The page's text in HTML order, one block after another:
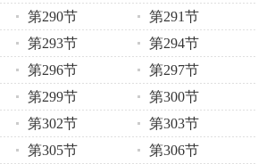
第290节
第291节
第293节
第294节
第296节
第297节
第299节
第300节
第302节
第303节
第305节
第306节